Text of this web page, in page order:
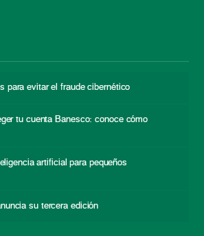
para evitar el fraude cibernético
tu cuenta Banesco: conoce cómo
artificial para pequeños
su tercera edición